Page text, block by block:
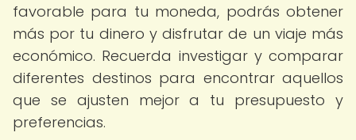
favorable para tu moneda, podrás obtener
más por tu dinero y disfrutar de un viaje más
económico. Recuerda investigar y comparar
diferentes destinos para encontrar aquellos
que se ajusten mejor a tu presupuesto y
preferencias.